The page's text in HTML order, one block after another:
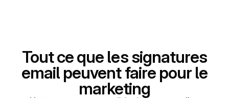
Tout ce que les signatures
email peuvent faire pour le
marketing